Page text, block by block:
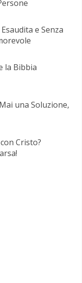
e Senza
la Bibbia
una Soluzione,
Cristo?